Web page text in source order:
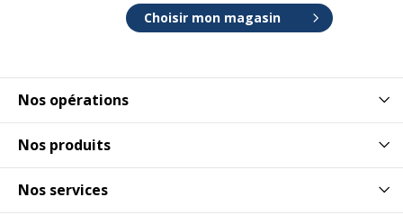
Nos opérations
Nos produits
Nos services
Choisir mon magasin